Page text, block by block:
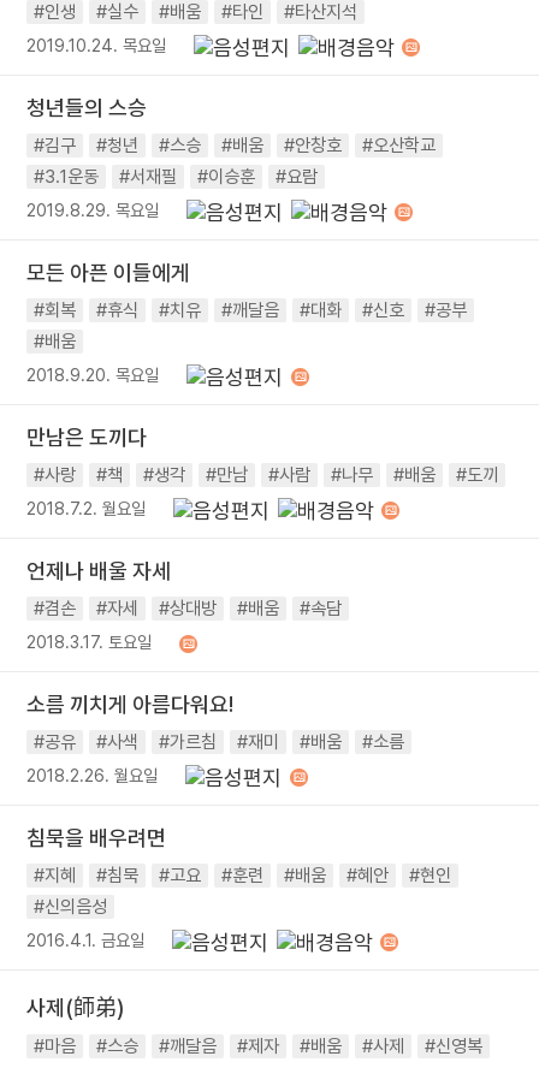
#인생 #실수 #배움 #타인 #타산지석
2019.10.24. 목요일
청년들의 스승
#김구 #청년 #스승 #배움 #안창호
#오산학교
#3.1운동
#서재필 #이승훈 #요람
2019.8.29. 목요일
모든 아픈 이들에게
#회복 #휴식 #치유 #깨달음 #대화 #신호
#공부
#배움
2018.9.20. 목요일
만남은 도끼다
#사랑 #책 #생각 #만남 #사람 #나무 #배움 #도끼
2018.7.2. 월요일
언제나 배울 자세
#겸손 #자세 #상대방 #배움 #속담
2018.3.17. 토요일
소름 끼치게 아름다워요!
#공유 #사색 #가르침 #재미 #배움 #소름
2018.2.26. 월요일
침묵을 배우려면
#지혜 #침묵 #고요 #훈련 #배움 #혜안
#현인
#신의음성
2016.4.1. 금요일
사제(師弟)
#마음 #스승 #깨달음 #제자 #배움 #사제 #신영복